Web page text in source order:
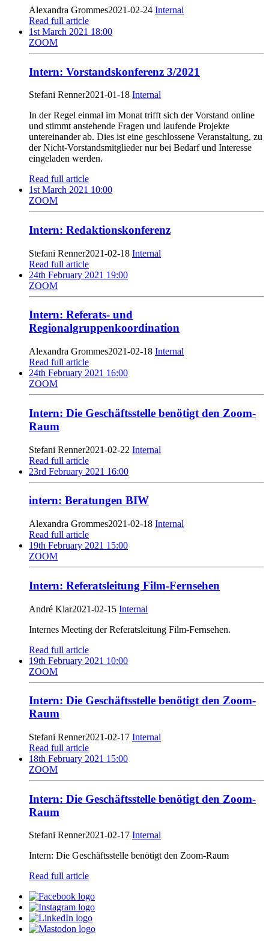
Alexandra Grommes2021-02-24 Internal
Read full article
1st March 2021 18:00
ZOOM
Intern: Vorstandskonferenz 3/2021
Stefani Renner2021-01-18 Internal
In der Regel einmal im Monat trifft sich der Vorstand online
und stimmt anstehende Fragen und laufende Projekte
untereinander ab. Dies ist eine geschlossene Veranstaltung, zu
der Nicht-Vorstandsmitglieder nur bei Bedarf und Interesse
eingeladen werden.
Read full article
1st March 2021 10:00
ZOOM
Intern: Redaktionskonferenz
Stefani Renner2021-02-18 Internal
Read full article
24th February 2021 19:00
ZOOM
Intern: Referats- und
Regionalgruppenkoordination
Alexandra Grommes2021-02-18 Internal
Read full article
24th February 2021 16:00
ZOOM
Intern: Die Geschäftsstelle benötigt den Zoom-
Raum
Stefani Renner2021-02-22 Internal
Read full article
23rd February 2021 16:00
intern: Beratungen BIW
Alexandra Grommes2021-02-18 Internal
Read full article
19th February 2021 15:00
ZOOM
Intern: Referatsleitung Film-Fernsehen
André Klar2021-02-15 Internal
Internes Meeting der Referatsleitung Film-Fernsehen.
Read full article
19th February 2021 10:00
ZOOM
Intern: Die Geschäftsstelle benötigt den Zoom-
Raum
Stefani Renner2021-02-17 Internal
Read full article
18th February 2021 15:00
ZOOM
Intern: Die Geschäftsstelle benötigt den Zoom-
Raum
Stefani Renner2021-02-17 Internal
Intern: Die Geschäftsstelle benötigt den Zoom-Raum
Read full article